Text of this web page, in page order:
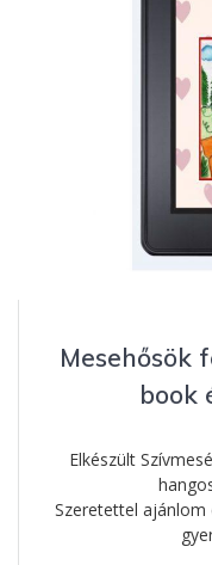
Mesehősök
book
Elkészült
Szeretettel ajánlom